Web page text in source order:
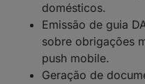
domésticos.
Emissão de guia
sobre obrigações
push mobile.
Geração de